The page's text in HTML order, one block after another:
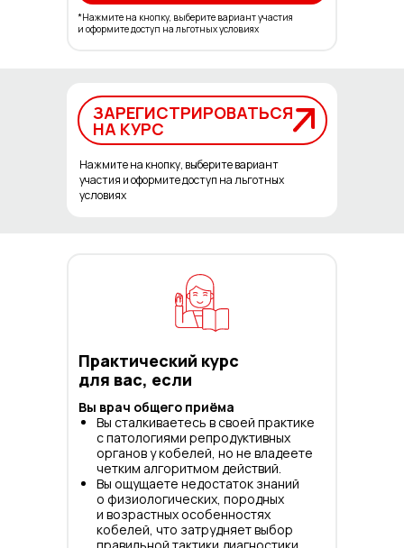
*Нажмите на кнопку, выберите вариант участия
и оформите доступ на льготных условиях
ЗАРЕГИСТРИРОВАТЬСЯ
НА КУРС
ЗАРЕГИСТРИРОВАТЬСЯ
НА КУРС
Нажмите на кнопку, выберите вариант
участия и оформите доступ на льготных
условиях
Вы врач общего приёма
Вы сталкиваетесь в своей практике
с патологиями репродуктивных
органов у кобелей, но не владеете
четким алгоритмом действий.
Вы ощущаете недостаток знаний
о физиологических, породных
и возрастных особенностях
кобелей, что затрудняет выбор
Практический курс
для вас, если